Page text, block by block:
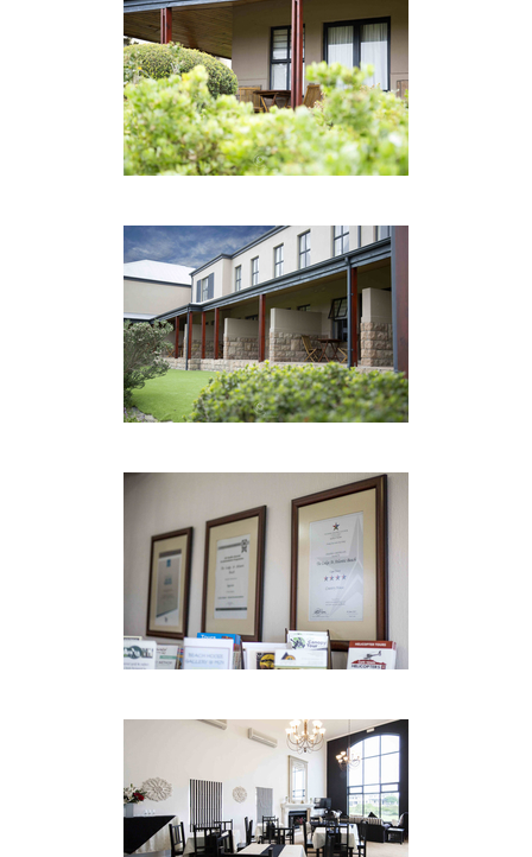
Internet und Drucker
• 24 Stunden Zugriffskontrolle und Sicherheit
• Sicheres Parken
• Wäscherei und chemische Reinigung
• Elegante Konferenz- und Funktionseinrichtungen
Neben unserem 18-Loch Championship Links Style
Golfplatz, haben wir auch zwei Tennisplätze, ein
The Lodge liegt an der Cape West Coast in der
Nähe von Reservaten wie dem West Coast National
Park und dem Botanischen Garten Kirstenbosch
sowie historischen Stätten und
Sehenswürdigkeiten wie Robben Island und dem
Tafelberg. Für Weinliebhaber sind Simonsberg
Wir freuen uns darauf, Sie in Ihrem Zuhause zu